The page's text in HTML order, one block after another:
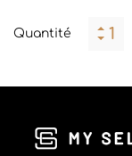
Quantité